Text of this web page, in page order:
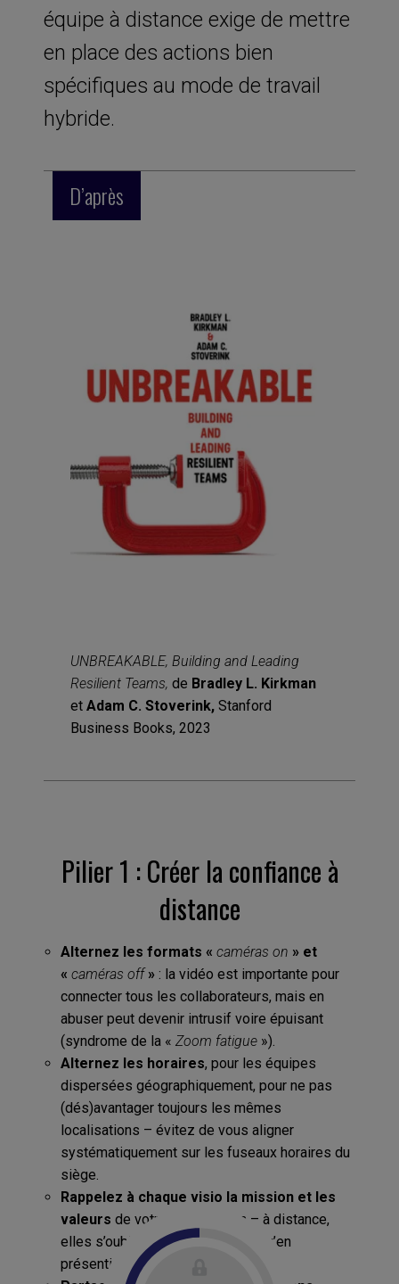
équipe à distance exige de mettre
en place des actions bien
spécifiques au mode de travail
hybride.
D’après
UNBREAKABLE, Building and Leading
Resilient Teams, de Bradley L. Kirkman
etAdam C. Stoverink, Stanford
Business Books, 2023
Pilier 1 : Créer la confiance à
distance
Alternez les formats « caméras on » et
« caméras off»: la vidéo est importante pour
connecter tous les collaborateurs, mais en
abuser peut devenir intrusif voire épuisant
(syndrome de la « Zoom fatigue»).
Alternez les horaires, pour les équipes
dispersées géographiquement, pour ne pas
(dés)avantager toujours les mêmes
localisations – évitez de vous aligner
systématiquement sur les fuseaux horaires du
siège.
Rappelez à chaque visio la mission et les
valeurs de votre organisation – à distance,
elles s’oublient plus facilement qu’en
présentiel.